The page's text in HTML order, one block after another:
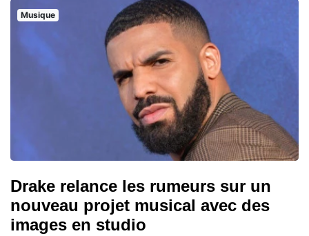
Musique
Drake relance les rumeurs sur un
nouveau projet musical avec des
images en studio